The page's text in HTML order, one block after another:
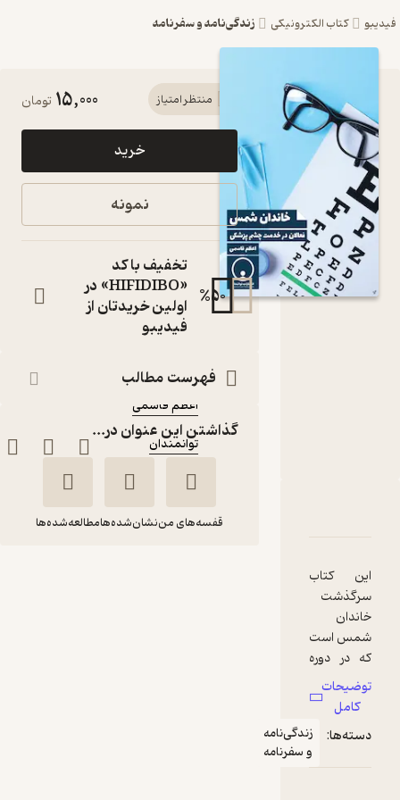
کتاب الکترونیکی زندگی‌نامه و سفرنامه
کتاب
خاندان
شمس اثر
قاسمی
نشر
توانمندان
فعالان در خدمت
چشم پزشکی
نویسنده:
اعظم قاسمی
ناشر:
توانمندان
این کتاب
سرگذشت
خاندان
شمس است
که در دوره
معاصر و در
یکصد و
پنجاه ساله
اخیر همواره
توضیحات
کامل
دسته‌ها:
زندگی‌نامه
و سفرنامه
منتظر امتیاز 15,000تومان
خرید
نمونه
%50
تخفیف با کد
«HIFIDIBO» در
اولین خریدتان از
فیدیبو
فهرست مطالب
گذاشتن این عنوان در...
قفسه‌های من نشان‌شده‌هامطالعه‌شده‌ها